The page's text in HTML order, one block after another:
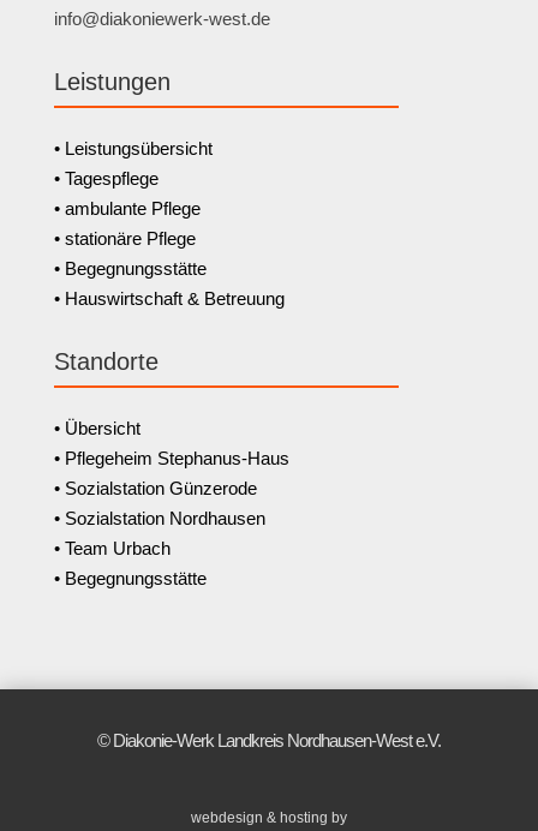
info@diakoniewerk-west.de
Leistungen
• Leistungsübersicht
• Tagespflege
• ambulante Pflege
• stationäre Pflege
• Begegnungsstätte
• Hauswirtschaft & Betreuung
Standorte
• Übersicht
• Pflegeheim Stephanus-Haus
• Sozialstation Günzerode
• Sozialstation Nordhausen
• Team Urbach
• Begegnungsstätte
© Diakonie-Werk Landkreis Nordhausen-West e.V.
webdesign & hosting by